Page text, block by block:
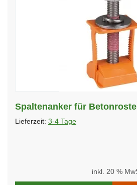
Spaltenanker für
Lieferzeit: 3-4 Tage
inkl. 20 %